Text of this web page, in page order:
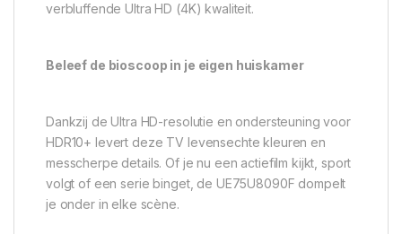
verbluffende Ultra HD (4K) kwaliteit.
Beleef de bioscoop in je eigen huiskamer
Dankzij de Ultra HD-resolutie en ondersteuning voor
HDR10+ levert deze TV levensechte kleuren en
messcherpe details. Of je nu een actiefilm kijkt, sport
volgt of een serie binget, de UE75U8090F dompelt
je onder in elke scène.